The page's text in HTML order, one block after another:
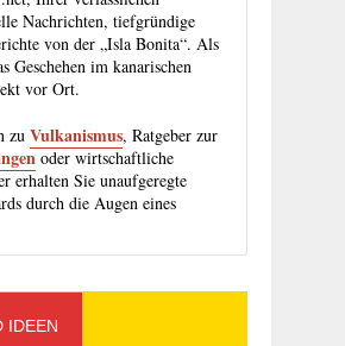
Nachrichten, tiefgründige
von der „Isla Bonita“. Als
Geschehen im kanarischen
vor Ort.
zuVulkanismus, Ratgeber zur
oder wirtschaftliche
erhalten Sie unaufgeregte
durch die Augen eines
IDEEN